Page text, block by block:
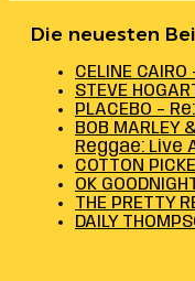
Die neuesten
CELINE
STEVE
PLACEBO –
BOB MARLEY
Reggae: Live
COTTON
OK
THE PRETTY
DAILY